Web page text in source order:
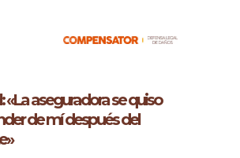
«La aseguradora se quiso
de mí después del